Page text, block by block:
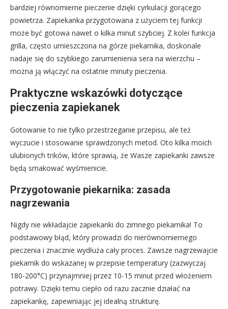
bardziej równomierne pieczenie dzięki cyrkulacji gorącego
powietrza. Zapiekanka przygotowana z użyciem tej funkcji
może być gotowa nawet o kilka minut szybciej. Z kolei funkcja
grilla, często umieszczona na górze piekarnika, doskonale
nadaje się do szybkiego zarumienienia sera na wierzchu –
można ją włączyć na ostatnie minuty pieczenia.
Praktyczne wskazówki dotyczące
pieczenia zapiekanek
Gotowanie to nie tylko przestrzeganie przepisu, ale też
wyczucie i stosowanie sprawdzonych metod. Oto kilka moich
ulubionych trików, które sprawią, że Wasze zapiekanki zawsze
będą smakować wyśmienicie.
Przygotowanie piekarnika: zasada
nagrzewania
Nigdy nie wkładajcie zapiekanki do zimnego piekarnika! To
podstawowy błąd, który prowadzi do nierównomiernego
pieczenia i znacznie wydłuża cały proces. Zawsze nagrzewajcie
piekarnik do wskazanej w przepisie temperatury (zazwyczaj
180-200°C) przynajmniej przez 10-15 minut przed włożeniem
potrawy. Dzięki temu ciepło od razu zacznie działać na
zapiekankę, zapewniając jej idealną strukturę.